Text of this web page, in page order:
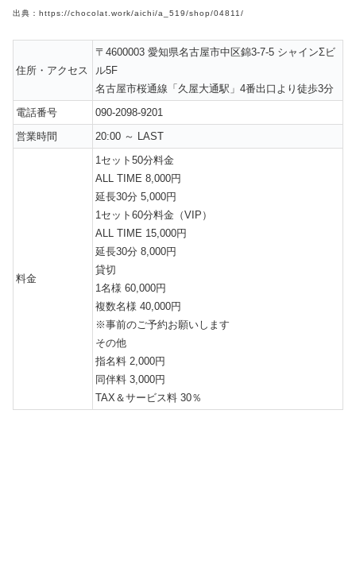
出典：https://chocolat.work/aichi/a_519/shop/04811/
住所・アクセス
〒4600003 愛知県名古屋市中区錦3-7-5 シャインΣビ
ル5F
名古屋市桜通線「久屋大通駅」4番出口より徒歩3分
電話番号
090-2098-9201
営業時間
20:00 ～ LAST
料金
1セット50分料金
ALL TIME 8,000円
延長30分 5,000円
1セット60分料金（VIP）
ALL TIME 15,000円
延長30分 8,000円
貸切
1名様 60,000円
複数名様 40,000円
※事前のご予約お願いします
その他
指名料 2,000円
同伴料 3,000円
TAX＆サービス料 30％